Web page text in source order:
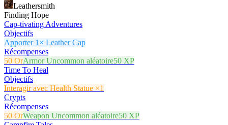
Leathersmith
Finding Hope
Cap-tivating Adventures
Objectifs
Apporter 1× Leather Cap
Récompenses
50 OrArmor Uncommon aléatoire50 XP
Time To Heal
Objectifs
Interagir avec Health Statue ×1
Crypts
Récompenses
50 OrWeapon Uncommon aléatoire50 XP